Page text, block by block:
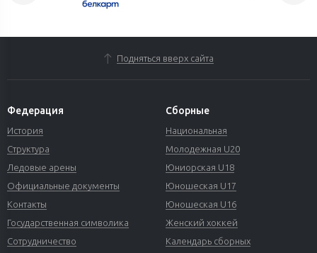
Подняться вверх сайта
Федерация
История
Структура
Ледовые арены
Официальные документы
Контакты
Государственная символика
Сотрудничество
Сборные
Национальная
Молодежная U20
Юниорская U18
Юношеская U17
Юношеская U16
Женский хоккей
Календарь сборных